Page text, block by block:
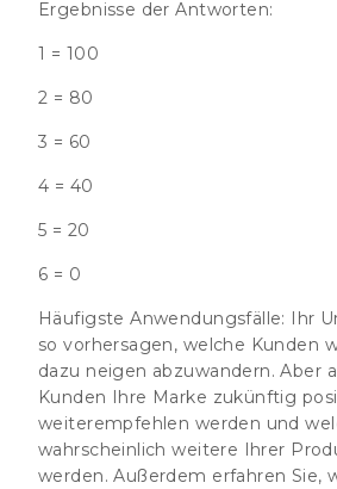
Ergebnisse der Antworten:
1 = 100
2 = 80
3 = 60
4 = 40
5 = 20
6 = 0
Häufigste Anwendungsfälle: Ihr
so vorhersagen, welche Kunden
dazu neigen abzuwandern. Aber
Kunden Ihre Marke zukünftig
weiterempfehlen werden und
wahrscheinlich weitere Ihrer
werden. Außerdem erfahren Sie,